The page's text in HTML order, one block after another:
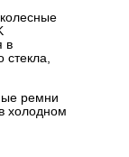
в
стекла,
ремни
холодном